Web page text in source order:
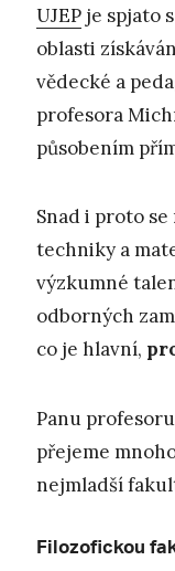
UJEP je spjato
oblasti
vědecké a
profesora
působením
Snad i proto
techniky a
výzkumné
odborných
co je hlavní,
Panu
přejeme
nejmladší
Filozofickou